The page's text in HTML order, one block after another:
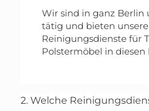
Wir sind in ganz Berlin
tätig und bieten
Reinigungsdienste für
Polstermöbel in diesen
2. Welche